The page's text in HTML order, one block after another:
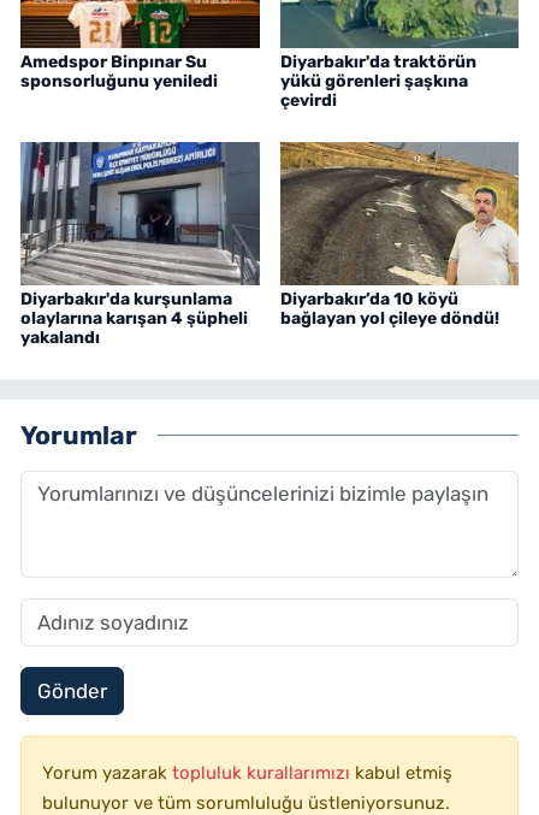
Amedspor Binpınar Su
sponsorluğunu yeniledi
Diyarbakır'da traktörün
yükü görenleri şaşkına
çevirdi
Diyarbakır'da kurşunlama
olaylarına karışan 4 şüpheli
yakalandı
Diyarbakır’da 10 köyü
bağlayan yol çileye döndü!
Yorumlar
Gönder
Yorum yazarak topluluk kurallarımızı kabul etmiş
bulunuyor ve tüm sorumluluğu üstleniyorsunuz.